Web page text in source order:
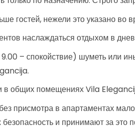
гостей, нежели это указано во
наслаждаться отдыхом в
– спокойствие) шуметь или
и в общих помещениях Vila
присмотра в апартаментах
и принимают за это